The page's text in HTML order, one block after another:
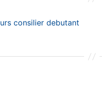
consilier debutant